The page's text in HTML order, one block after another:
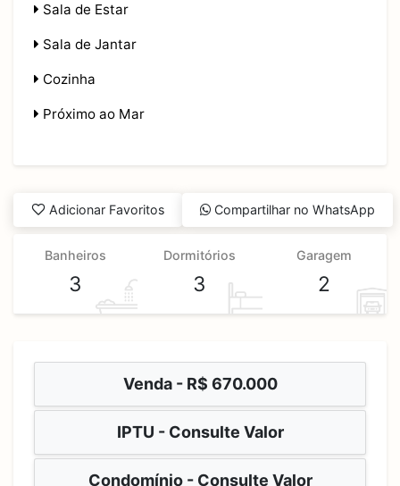
Sala de Estar
Sala de Jantar
Cozinha
Próximo ao Mar
Adicionar Favoritos Compartilhar no WhatsApp
Banheiros
3
Dormitórios
3
Garagem
2
Venda - R$ 670.000
IPTU - Consulte Valor
Condomínio - Consulte Valor